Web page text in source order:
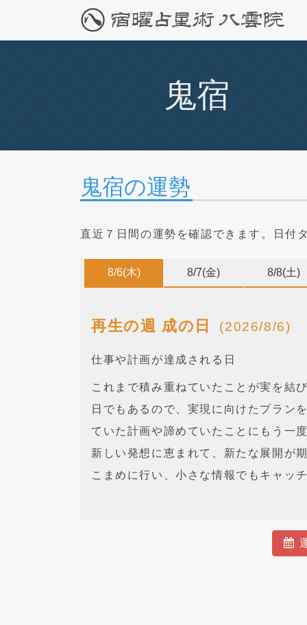
鬼宿
鬼宿の運勢
直近７日間の運勢を確認できます。 日付
8/6(木) 8/7(金) 8/8(土)
再生の週 成の日 (2026/8/6)
仕事や計画が達成される日
これまで積み重ねていたことが実を結
日でもあるので、実現に向けたプラン
ていた計画や諦めていたことにもう一
新しい発想に恵まれて、新たな展開が
こまめに行い、小さな情報でもキャッ